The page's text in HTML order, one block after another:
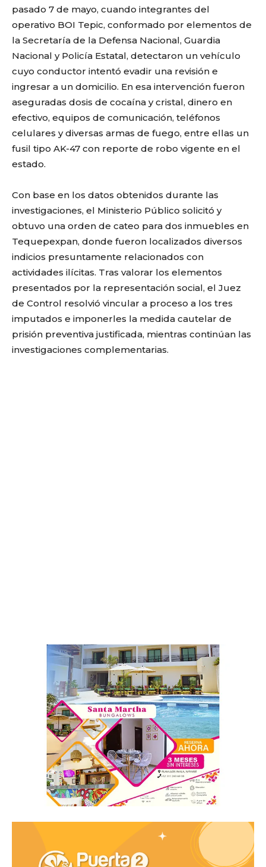
pasado 7 de mayo, cuando integrantes del
operativo BOI Tepic, conformado por elementos de
la Secretaría de la Defensa Nacional, Guardia
Nacional y Policía Estatal, detectaron un vehículo
cuyo conductor intentó evadir una revisión e
ingresar a un domicilio. En esa intervención fueron
aseguradas dosis de cocaína y cristal, dinero en
efectivo, equipos de comunicación, teléfonos
celulares y diversas armas de fuego, entre ellas un
fusil tipo AK-47 con reporte de robo vigente en el
estado.
Con base en los datos obtenidos durante las
investigaciones, el Ministerio Público solicitó y
obtuvo una orden de cateo para dos inmuebles en
Tequepexpan, donde fueron localizados diversos
indicios presuntamente relacionados con
actividades ilícitas. Tras valorar los elementos
presentados por la representación social, el Juez
de Control resolvió vincular a proceso a los tres
imputados e imponerles la medida cautelar de
prisión preventiva justificada, mientras continúan las
investigaciones complementarias.